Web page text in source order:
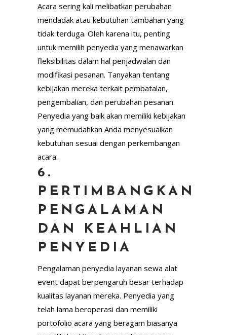
Acara sering kali melibatkan perubahan
mendadak atau kebutuhan tambahan yang
tidak terduga. Oleh karena itu, penting
untuk memilih penyedia yang menawarkan
fleksibilitas dalam hal penjadwalan dan
modifikasi pesanan. Tanyakan tentang
kebijakan mereka terkait pembatalan,
pengembalian, dan perubahan pesanan.
Penyedia yang baik akan memiliki kebijakan
yang memudahkan Anda menyesuaikan
kebutuhan sesuai dengan perkembangan
acara.
6.
PERTIMBANGKAN
PENGALAMAN
DAN KEAHLIAN
PENYEDIA
Pengalaman penyedia layanan sewa alat
event dapat berpengaruh besar terhadap
kualitas layanan mereka. Penyedia yang
telah lama beroperasi dan memiliki
portofolio acara yang beragam biasanya